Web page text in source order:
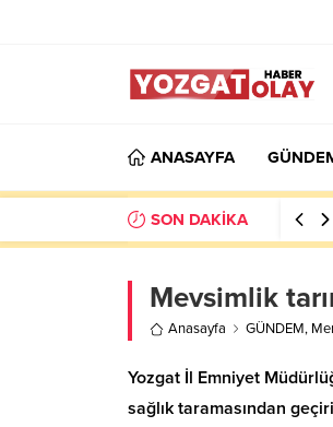
ANASAYFA
SON DAKİKA
Mevsimlik
Anasayfa GÜNDEM,
Yozgat İl Emniyet
sağlık taramasından